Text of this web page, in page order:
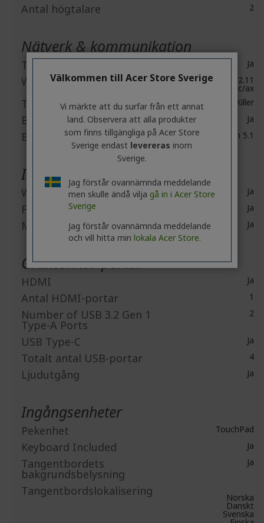
Antal högtalare 2
Nätverk & kommunikation
Trådlöst LAN Ja
WLAN-standard IEEE 802.11
a/b/g/n/ac/ax
Trådlös LAN-tillverkare Killer
Bluetooth Ja
Bluetooth Standard Bluetooth 5.1
Inbyggda enheter
Webbkamera Ja
Fingerprint Reader Ja
Mikrofon Ja
Gränssnitt / portar
HDMI Ja
Antal HDMI-portar 1
Number of USB 3.2 Gen 1
Type-A Ports
2
USB Type-C Ja
Totalt antal USB-portar 4
Ljudutgång Ja
Ingångsenheter
Pekenhet TouchPad
Keyboard Included Ja
Tangentbordets
bakgrundsbelysning
Ja
Tangentbordslokalisering Norska
Danskt
Svenska
Välkommen till Acer Store Sverige
Vi märkte att du surfar från ett annat
land. Observera att alla produkter
som finns tillgängliga på Acer Store
Sverige endast levereras inom
Sverige.
Jag förstår ovannämnda meddelande
men skulle ändå vilja gå in i Acer Store
Sverige
Jag förstår ovannämnda meddelande
och vill hitta min lokala Acer Store.